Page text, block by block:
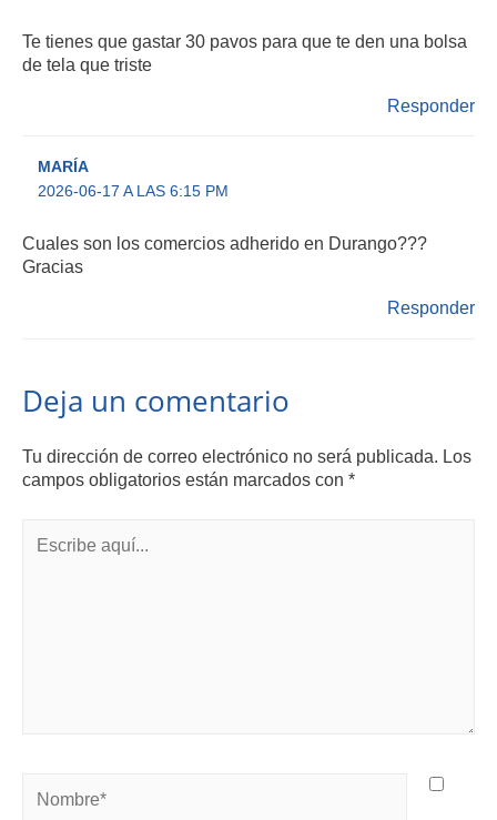
Te tienes que gastar 30 pavos para que te den una bolsa
de tela que triste
Responder
MARÍA
2026-06-17 A LAS 6:15 PM
Cuales son los comercios adherido en Durango???
Gracias
Responder
Deja un comentario
Tu dirección de correo electrónico no será publicada. Los
campos obligatorios están marcados con *